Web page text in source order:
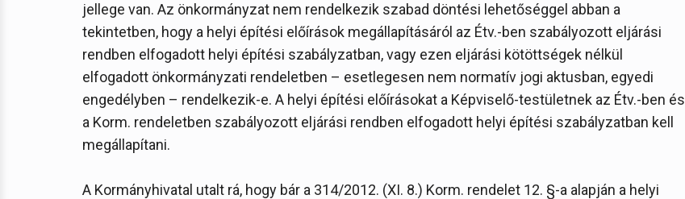
jellege van. Az önkormányzat nem rendelkezik szabad döntési lehetőséggel abban a
tekintetben, hogy a helyi építési előírások megállapításáról az Étv.-ben szabályozott eljárási
rendben elfogadott helyi építési szabályzatban, vagy ezen eljárási kötöttségek nélkül
elfogadott önkormányzati rendeletben – esetlegesen nem normatív jogi aktusban, egyedi
engedélyben – rendelkezik-e. A helyi építési előírásokat a Képviselő-testületnek az Étv.-ben és
a Korm. rendeletben szabályozott eljárási rendben elfogadott helyi építési szabályzatban kell
megállapítani.
A Kormányhivatal utalt rá, hogy bár a 314/2012. (XI. 8.) Korm. rendelet 12. §-a alapján a helyi